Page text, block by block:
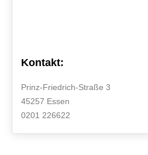
Kontakt:
Prinz-Friedrich-Straße 3
45257 Essen
0201 226622